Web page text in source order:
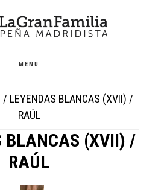
MENU
/ LEYENDAS BLANCAS (XVII) /
RAÚL
BLANCAS (XVII) /
RAÚL